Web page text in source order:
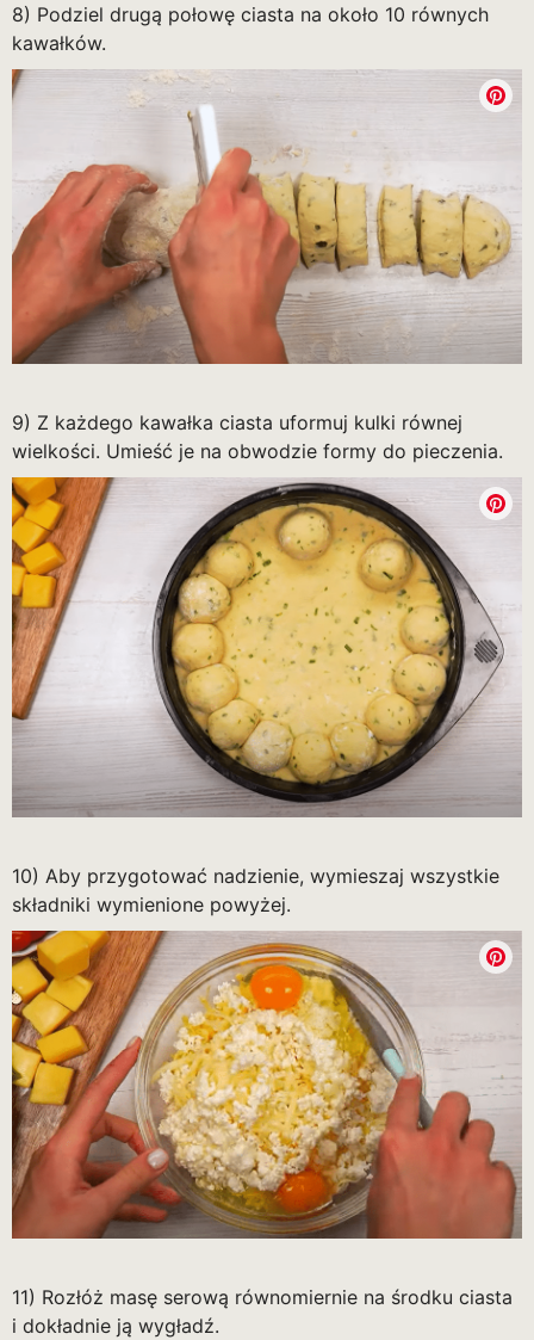
8) Podziel drugą połowę ciasta na około 10 równych
kawałków.
9) Z każdego kawałka ciasta uformuj kulki równej
wielkości. Umieść je na obwodzie formy do pieczenia.
10) Aby przygotować nadzienie, wymieszaj wszystkie
składniki wymienione powyżej.
11) Rozłóż masę serową równomiernie na środku ciasta
i dokładnie ją wygładź.